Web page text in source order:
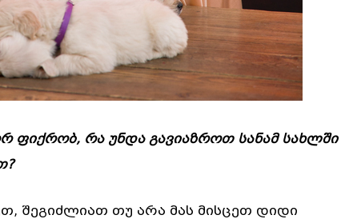
ფიქრობ, რა უნდა გავიაზროთ სანამ სახლში
შეგიძლიათ თუ არა მას მისცეთ დიდი